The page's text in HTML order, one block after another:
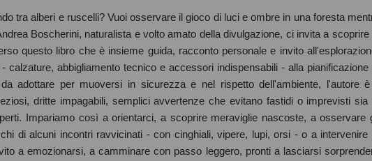
tra alberi e ruscelli? Vuoi osservare il gioco di luci e ombre in una foresta
Boscherini, naturalista e volto amato della divulgazione, ci invita a scoprire
questo libro che è insieme guida, racconto personale e invito
calzature, abbigliamento tecnico e accessori indispensabili - alla pianificazione
adottare per muoversi in sicurezza e nel rispetto dell'ambiente, l'autore
dritte impagabili, semplici avvertenze che evitano fastidi o imprevisti sia
Impariamo così a orientarci, a scoprire meraviglie nascoste, a osservare
di alcuni incontri ravvicinati - con cinghiali, vipere, lupi, orsi - o a intervenire
a emozionarsi, a camminare con passo leggero, pronti a lasciarsi